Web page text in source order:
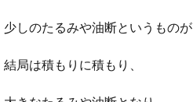
少しのたるみや油断というものが
結局は積もりに積もり、